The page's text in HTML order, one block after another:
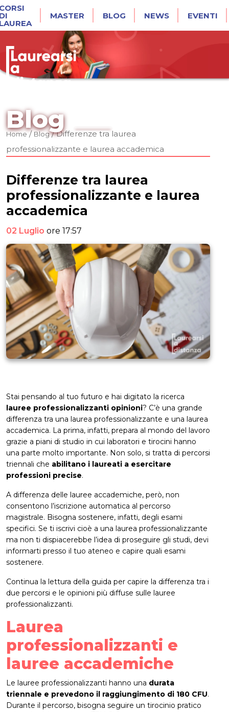
MASTER BLOG NEWS EVENTI
Blog
Home/Blog/Differenze tra laurea
professionalizzante e laurea accademica
Differenze tra laurea
professionalizzante e laurea
accademica
02 Luglio ore 17:57
Stai pensando al tuo futuro e hai digitato la ricerca
lauree professionalizzanti opinioni? C’è una grande
differenza tra una laurea professionalizzante e una laurea
accademica. La prima, infatti, prepara al mondo del lavoro
grazie a piani di studio in cui laboratori e tirocini hanno
una parte molto importante. Non solo, si tratta di percorsi
triennali che abilitano i laureati a esercitare
professioni precise.
A differenza delle lauree accademiche, però, non
consentono l’iscrizione automatica al percorso
magistrale. Bisogna sostenere, infatti, degli esami
specifici. Se ti iscrivi cioè a una laurea professionalizzante
ma non ti dispiacerebbe l’idea di proseguire gli studi, devi
informarti presso il tuo ateneo e capire quali esami
sostenere.
Continua la lettura della guida per capire la differenza tra i
due percorsi e le opinioni più diffuse sulle lauree
professionalizzanti.
Laurea
professionalizzanti e
lauree accademiche
Le lauree professionalizzanti hanno una durata
triennale e prevedono il raggiungimento di 180 CFU.
Durante il percorso, bisogna seguire un tirocinio pratico